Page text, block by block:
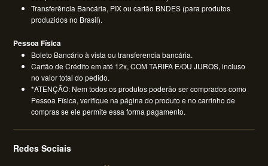
Transferência Bancária, PIX ou cartão BNDES (para produtos
produzidos no Brasil).
Pessoa Física
Boleto Bancário à vista ou transferencia bancária.
Cartão de Crédito em até 12x, COM TARIFA E/OU JUROS, incluso
no valor total do pedido.
*ATENÇÃO: Nem todos os produtos poderão ser comprados como
Pessoa Física, verifique na página do produto e no carrinho de
compras se ele permite essa forma pagamento.
Redes Sociais